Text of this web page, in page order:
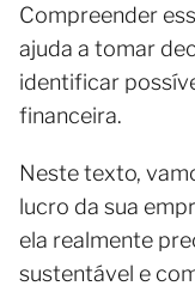
Compreender
ajuda a tomar
identificar
financeira.
Neste texto,
lucro da sua
ela realmente
sustentável e